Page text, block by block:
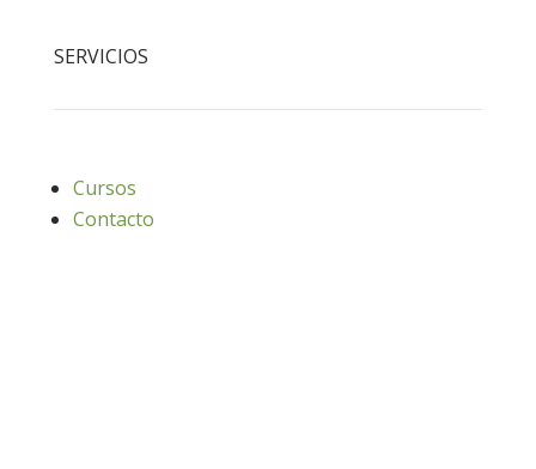
SERVICIOS
Cursos
Contacto